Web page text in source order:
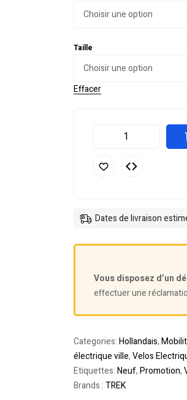
Taille
Effacer
Dates de livraison
Vous disposez d’un
effectuer une
Categories:Hollandais,
électrique ville,Velos
Etiquettes:Neuf,Promotion,
Brands :TREK